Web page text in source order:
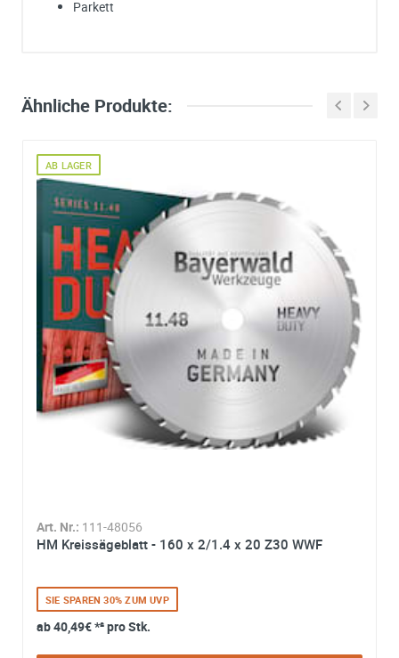
Parkett
Bitte unterbreiten Sie mir ein Angebot:
Bitte teilen Sie uns die gewünschte Menge mit
Ihre Anschrift
Firma:
Name*:
e-mail*:
Zustimmung zur Datenverarbeitung
*
Ich stimme zu, dass meine Angaben aus dem
Kontaktformular zur Beantwortung meiner Anfrage
und verarbeitet werden. Die Daten werden nach
abgeschlossener Bearbeitung Ihrer Anfrage gelöscht. Sie
können Ihre Einwilligung jederzeit für die Zukunft per E-
widerrufen. Detaillierte Informationen zum Umgang mit
Ähnliche Produkte:
Art. Nr.: 111-48056
HM Kreissägeblatt - 160 x 2/1.4 x 20 Z30 WWF
AB LAGER
SIE SPAREN 30% ZUM UVP
ab40,49€*² pro Stk.